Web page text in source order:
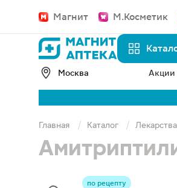
Магнит М.Косметик
Москва Акции
Главная Каталог Лекарства
по рецепту